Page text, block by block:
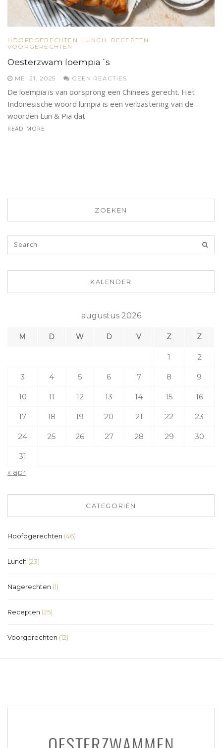
HOOFDGERECHTEN LUNCH
RECEPTEN
VOORGERECHTEN
Oesterzwam loempia´s
MEI 21, 2025 GEEN REACTIES
De loempia is van oorsprong een Chinees gerecht. Het
Indonesische woord lumpia is een verbastering van de
woorden Lun & Pia dat
READ MORE
ZOEKEN
KALENDER
augustus 2026
M D W D V Z Z
1 2
3 4 5 6 7 8 9
10 11 12 13 14 15 16
17 18 19 20 21 22 23
24 25 26 27 28 29 30
31
« apr
CATEGORIËN
Hoofdgerechten (46)
Lunch (23)
Nagerechten (1)
Recepten (25)
Voorgerechten (12)